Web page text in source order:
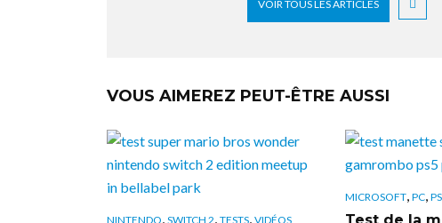
VOIR TOUS LES ARTICLES
VOUS AIMEREZ PEUT-ÊTRE AUSSI
NINTENDO, SWITCH 2, TESTS, VIDÉOS
MICROSOFT, PC,